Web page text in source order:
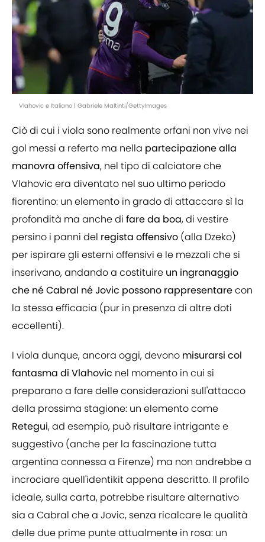
Vlahovic e Italiano | Gabriele Maltinti/GettyImages
Ciò di cui i viola sono realmente orfani non vive nei
gol messi a referto ma nella partecipazione alla
manovra offensiva, nel tipo di calciatore che
Vlahovic era diventato nel suo ultimo periodo
fiorentino: un elemento in grado di attaccare sì la
profondità ma anche di fare da boa, di vestire
persino i panni del regista offensivo (alla Dzeko)
per ispirare gli esterni offensivi e le mezzali che si
inserivano, andando a costituire un ingranaggio
che né Cabral né Jovic possono rappresentarecon
la stessa efficacia (pur in presenza di altre doti
eccellenti).
I viola dunque, ancora oggi, devono misurarsi col
fantasma di Vlahovic nel momento in cui si
preparano a fare delle considerazioni sull'attacco
della prossima stagione: un elemento come
Retegui, ad esempio, può risultare intrigante e
suggestivo (anche per la fascinazione tutta
argentina connessa a Firenze) ma non andrebbe a
incrociare quell'identikit appena descritto. Il profilo
ideale, sulla carta, potrebbe risultare alternativo
sia a Cabral che a Jovic, senza ricalcare le qualità
delle due prime punte attualmente in rosa: un